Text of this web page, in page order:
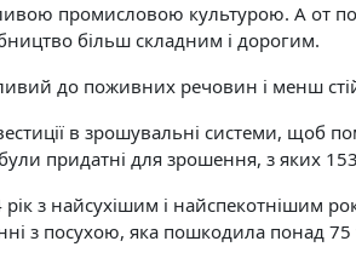
промисловою культурою. А от
більш складним і дорогим.
до поживних речовин і менш
в зрошувальні системи, щоб
придатні для зрошення, з яких
з найсухішим і найспекотнішим
з посухою, яка пошкодила понад 75